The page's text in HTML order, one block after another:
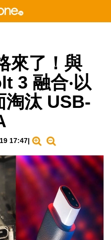
來了！與
3 融合‧以
淘汰 USB-
17:47|